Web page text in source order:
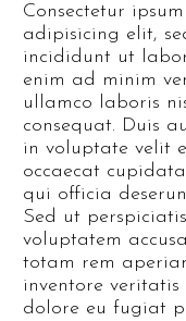
Consectetur
adipisicing elit,
incididunt ut
enim ad minim
ullamco laboris
consequat. Duis
in voluptate velit
occaecat
qui officia
Sed ut
voluptatem
totam rem
inventore
dolore eu fugiat